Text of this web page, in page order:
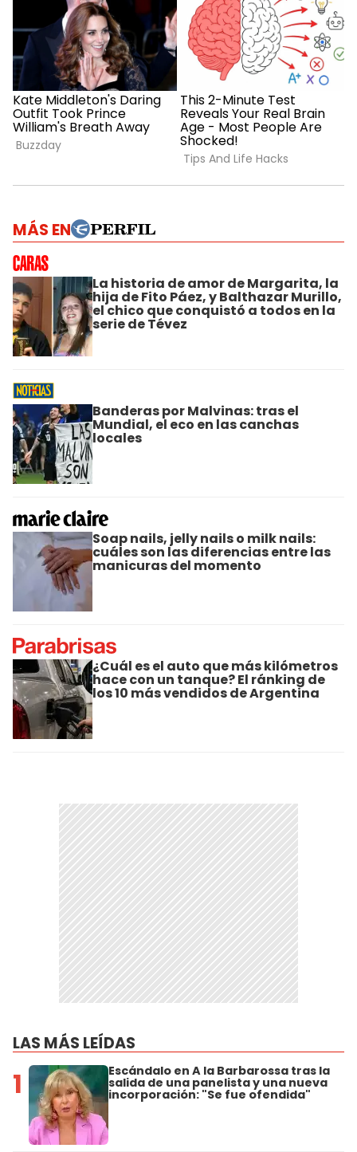
MÁS EN
La historia de amor de Margarita, la
hija de Fito Páez, y Balthazar Murillo,
el chico que conquistó a todos en la
serie de Tévez
Banderas por Malvinas: tras el
Mundial, el eco en las canchas
locales
Soap nails, jelly nails o milk nails:
cuáles son las diferencias entre las
manicuras del momento
¿Cuál es el auto que más kilómetros
hace con un tanque? El ránking de
los 10 más vendidos de Argentina
LAS MÁS LEÍDAS
1 Escándalo en A la Barbarossa tras la
salida de una panelista y una nueva
incorporación: "Se fue ofendida"